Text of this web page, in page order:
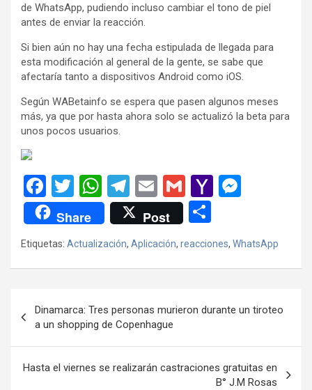
de WhatsApp, pudiendo incluso cambiar el tono de piel
antes de enviar la reacción.
Si bien aún no hay una fecha estipulada de llegada para
esta modificación al general de la gente, se sabe que
afectaría tanto a dispositivos Android como iOS.
Según WABetainfo se espera que pasen algunos meses
más, ya que por hasta ahora solo se actualizó la beta para
unos pocos usuarios.
F
a
ce
b
o
k
T
wi
tt
er
W
h
at
s
A
p
T
el
e
gr
a
E
m
ail
G
m
ail
Y
o
o
ail
n
g
Share Post
m
ar
Etiquetas: Actualización, Aplicación, reacciones, WhatsApp
de
entradas
Dinamarca: Tres personas murieron durante un tiroteo
a un shopping de Copenhague
Hasta el viernes se realizarán castraciones gratuitas en
B° J.M Rosas